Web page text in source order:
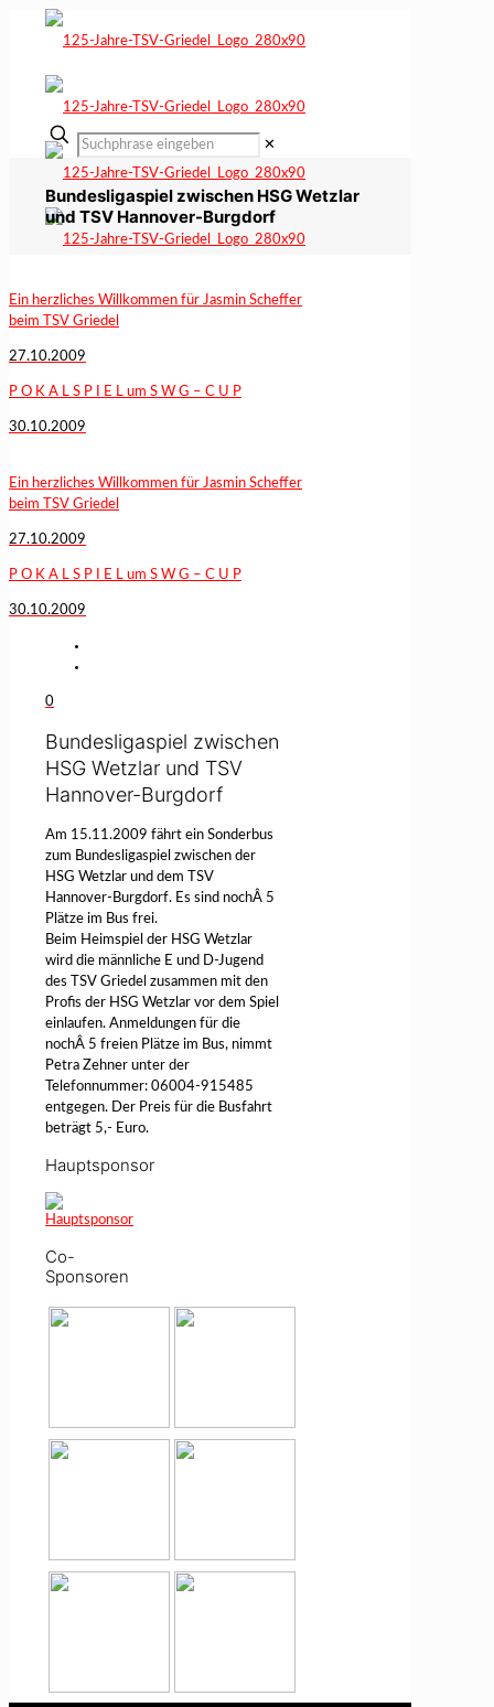
✕
Bundesligaspiel zwischen HSG Wetzlar
und TSV Hannover-Burgdorf
Ein herzliches Willkommen für Jasmin Scheffer
beim TSV Griedel
27.10.2009
P O K A L S P I E L um S W G – C U P
30.10.2009
Ein herzliches Willkommen für Jasmin Scheffer
beim TSV Griedel
27.10.2009
P O K A L S P I E L um S W G – C U P
30.10.2009
0
Bundesligaspiel zwischen
HSG Wetzlar und TSV
Hannover-Burgdorf
Am 15.11.2009 fährt ein Sonderbus
zum Bundesligaspiel zwischen der
HSG Wetzlar und dem TSV
Hannover-Burgdorf. Es sind nochÂ 5
Plätze im Bus frei.
Beim Heimspiel der HSG Wetzlar
wird die männliche E und D-Jugend
des TSV Griedel zusammen mit den
Profis der HSG Wetzlar vor dem Spiel
einlaufen. Anmeldungen für die
nochÂ 5 freien Plätze im Bus, nimmt
Petra Zehner unter der
Telefonnummer: 06004-915485
entgegen. Der Preis für die Busfahrt
beträgt 5,- Euro.
Hauptsponsor
Co-
Sponsoren